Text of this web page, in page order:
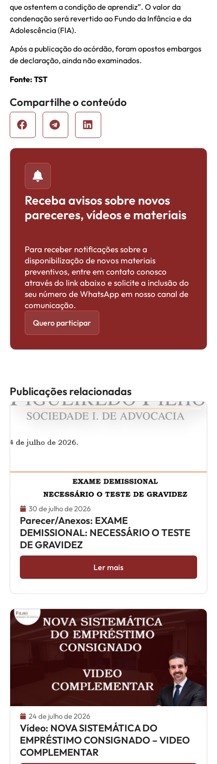
que ostentem a condição de aprendiz”. O valor da
condenação será revertido ao Fundo da Infância e da
Adolescência (FIA).
Após a publicação do acórdão, foram opostos embargos
de declaração, ainda não examinados.
Fonte: TST
Compartilhe o conteúdo
Receba avisos sobre novos
pareceres, vídeos e materiais
Para receber notificações sobre a
disponibilização de novos materiais
preventivos, entre em contato conosco
através do link abaixo e solicite a inclusão do
seu número de WhatsApp em nosso canal de
comunicação.
Quero participar
Publicações relacionadas
30 de julho de 2026
Parecer/Anexos: EXAME
DEMISSIONAL: NECESSÁRIO O TESTE
DE GRAVIDEZ
Ler mais
24 de julho de 2026
Vídeo: NOVA SISTEMÁTICA DO
EMPRÉSTIMO CONSIGNADO – VIDEO
COMPLEMENTAR